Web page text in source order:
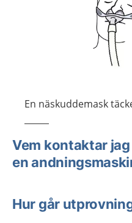
En näskuddemask
Visa föregående bild
Vem kontaktar
en
Hur går